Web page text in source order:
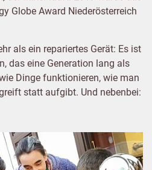
Globe Award Niederösterreich
als ein repariertes Gerät: Es ist
das eine Generation lang als
Dinge funktionieren, wie man
statt aufgibt. Und nebenbei: